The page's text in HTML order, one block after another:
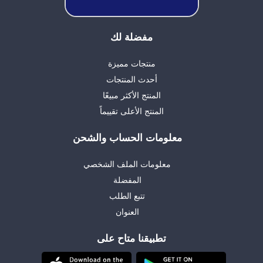
مفضلة لك
منتجات مميزة
أحدث المنتجات
المنتج الأكثر مبيعًا
المنتج الأعلى تقييماً
معلومات الحساب والشحن
معلومات الملف الشخصي
المفضلة
تتبع الطلب
العنوان
تطبيقنا متاح على